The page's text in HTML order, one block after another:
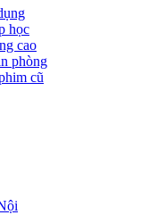
học
cao
phòng
cũ